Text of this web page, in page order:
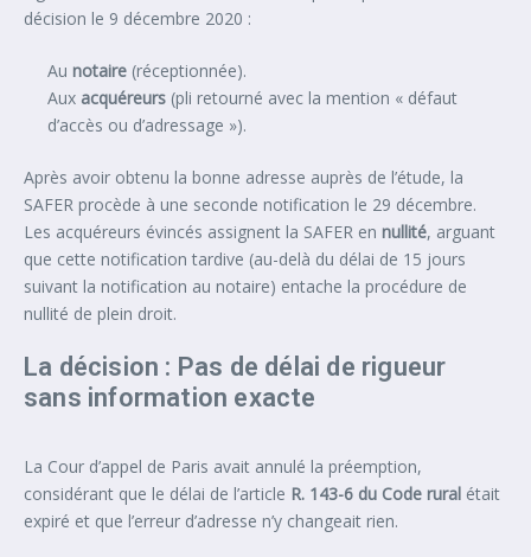
décision le 9 décembre 2020 :
Au notaire (réceptionnée).
Aux acquéreurs (pli retourné avec la mention « défaut
d’accès ou d’adressage »).
Après avoir obtenu la bonne adresse auprès de l’étude, la
SAFER procède à une seconde notification le 29 décembre.
Les acquéreurs évincés assignent la SAFER en nullité, arguant
que cette notification tardive (au-delà du délai de 15 jours
suivant la notification au notaire) entache la procédure de
nullité de plein droit.
La décision : Pas de délai de rigueur
sans information exacte
La Cour d’appel de Paris avait annulé la préemption,
considérant que le délai de l’article R. 143-6 du Code rural était
expiré et que l’erreur d’adresse n’y changeait rien.